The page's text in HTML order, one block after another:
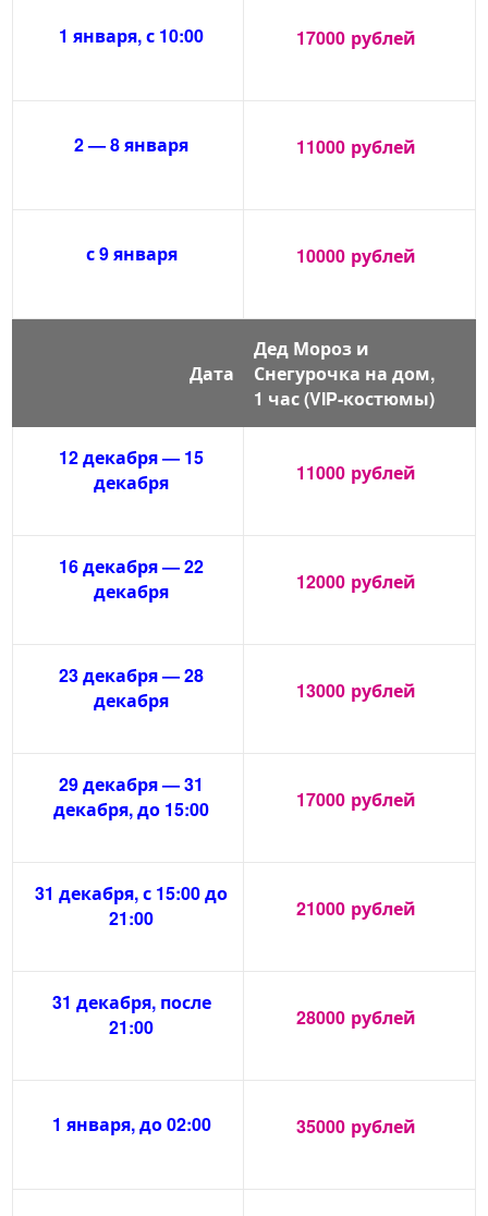
1 января, с 10:00 17000 рублей
2 — 8 января 11000 рублей
с 9 января 10000 рублей
Дата
Дед Мороз и
Снегурочка на дом,
1 час (VIP-костюмы)
12 декабря — 15
декабря
11000 рублей
16 декабря — 22
декабря
12000 рублей
23 декабря — 28
декабря
13000 рублей
29 декабря — 31
декабря, до 15:00
17000 рублей
31 декабря, с 15:00 до
21:00
21000 рублей
31 декабря, после
21:00
28000 рублей
1 января, до 02:00 35000 рублей